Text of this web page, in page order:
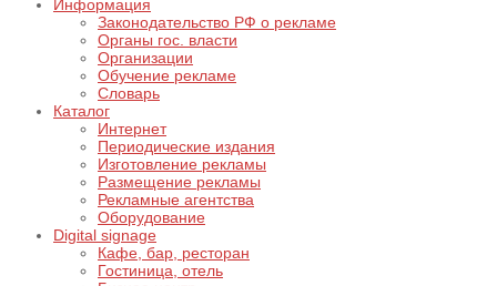
Информация
Законодательство РФ о рекламе
Органы гос. власти
Организации
Обучение рекламе
Словарь
Каталог
Интернет
Периодические издания
Изготовление рекламы
Размещение рекламы
Рекламные агентства
Оборудование
Digital signage
Кафе, бар, ресторан
Гостиница, отель